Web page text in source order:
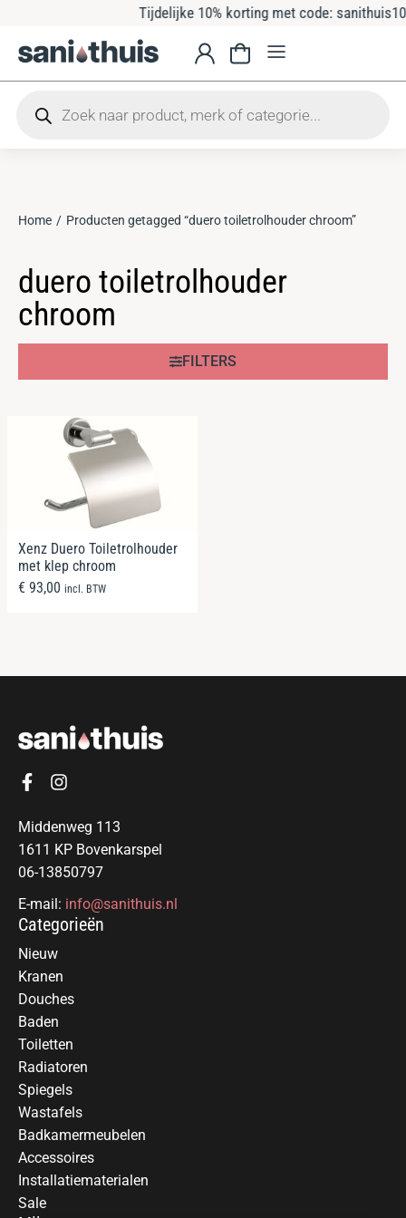
Tijdelijke 10% korting met code: sanithuis10
Je bent hier:
Home Producten getagged “duero toiletrolhouder chroom”
duero toiletrolhouder
chroom
FILTERS
Xenz Duero Toiletrolhouder
met klep chroom
€ 93,00 incl. BTW
Middenweg 113
1611 KP Bovenkarspel
06-13850797
E-mail: info@sanithuis.nl
Categorieën
Nieuw
Kranen
Douches
Baden
Toiletten
Radiatoren
Spiegels
Wastafels
Badkamermeubelen
Accessoires
Installatiematerialen
Sale